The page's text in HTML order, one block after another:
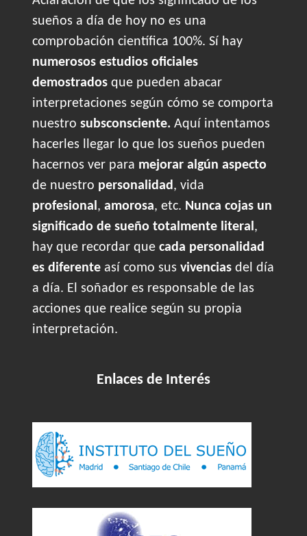
sueños a día de hoy no es una
comprobación científica 100%. Sí hay
numerosos estudios oficiales
demostrados que pueden abacar
interpretaciones según cómo se comporta
nuestro subsconsciente. Aquí intentamos
hacerles llegar lo que los sueños pueden
hacernos ver para mejorar algún aspecto
de nuestro personalidad, vida
profesional, amorosa, etc. Nunca cojas un
significado de sueño totalmente literal,
hay que recordar que cada personalidad
es diferente así como sus vivencias del día
a día. El soñador es responsable de las
acciones que realice según su propia
interpretación.
Enlaces de Interés